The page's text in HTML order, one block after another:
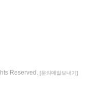
Reserved. [문의메일보내기]